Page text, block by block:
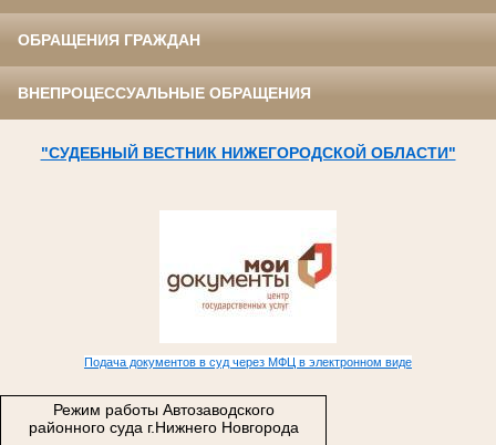
ОБРАЩЕНИЯ ГРАЖДАН
ВНЕПРОЦЕССУАЛЬНЫЕ ОБРАЩЕНИЯ
"СУДЕБНЫЙ ВЕСТНИК НИЖЕГОРОДСКОЙ ОБЛАСТИ"
Подача документов в суд через МФЦ в электронном виде
Режим работы Автозаводского
районного суда г.Нижнего Новгорода